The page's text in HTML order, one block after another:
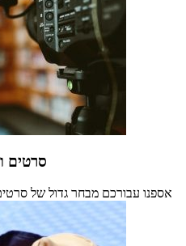
סרטים
אספנו עבורכם מבחר גדול של